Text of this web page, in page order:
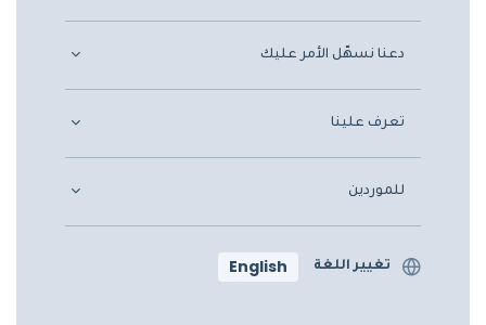
دعنا نسهّل الأمر عليك
تعرف علينا
للموردين
تغيير اللغة English